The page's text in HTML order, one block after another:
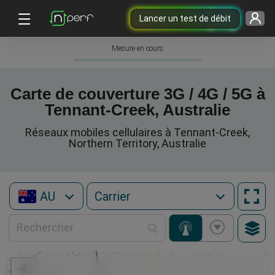
Lancer un test de débit
Mesure en cours
Carte de couverture 3G / 4G / 5G à
Tennant-Creek, Australie
Réseaux mobiles cellulaires à Tennant-Creek,
Northern Territory, Australie
AU